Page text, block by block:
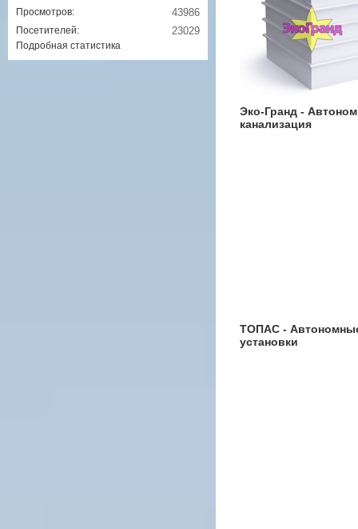
Просмотров:
43986
Посетителей: 23029
Подробная статистика
Эко-Гранд -
канализация
ТОПАС -
установки